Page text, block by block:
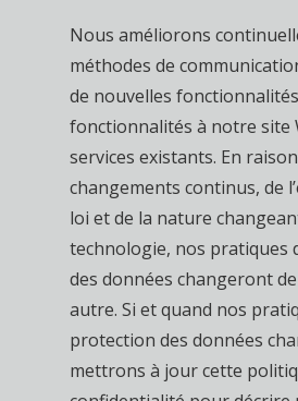
Nous améliorons
méthodes de
de nouvelles
fonctionnalités à notre site
services existants. En
changements continus, de
loi et de la nature
technologie, nos pratiques
des données changeront
autre. Si et quand nos
protection des données
mettrons à jour cette